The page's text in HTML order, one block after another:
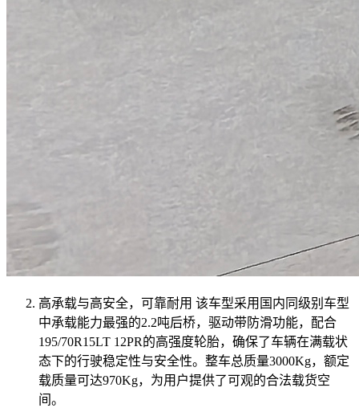
高承载与高安全，可靠耐用 该车型采用国内同级别车型
中承载能力最强的2.2吨后桥，驱动带防滑功能，配合
195/70R15LT 12PR的高强度轮胎，确保了车辆在满载状
态下的行驶稳定性与安全性。整车总质量3000Kg，额定
载质量可达970Kg，为用户提供了可观的合法载货空
间。